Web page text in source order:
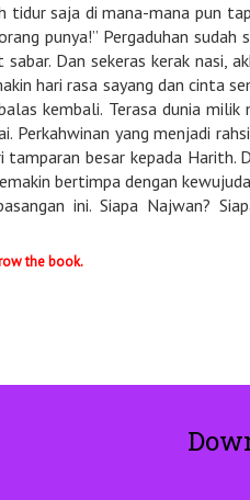
tidur saja di mana-mana pun
punya!” Pergaduhan
Dan sekeras kerak nasi,
hari rasa sayang dan cinta
kembali. Terasa dunia
Perkahwinan yang menjadi
tamparan besar kepada Harith.
bertimpa dengan
ini. Siapa Najwan?
the book.